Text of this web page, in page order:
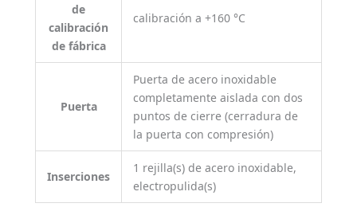
de
calibración
de fábrica
calibración a +160 °C
Puerta
Puerta de acero inoxidable
completamente aislada con dos
puntos de cierre (cerradura de
la puerta con compresión)
Inserciones
1 rejilla(s) de acero inoxidable,
electropulida(s)